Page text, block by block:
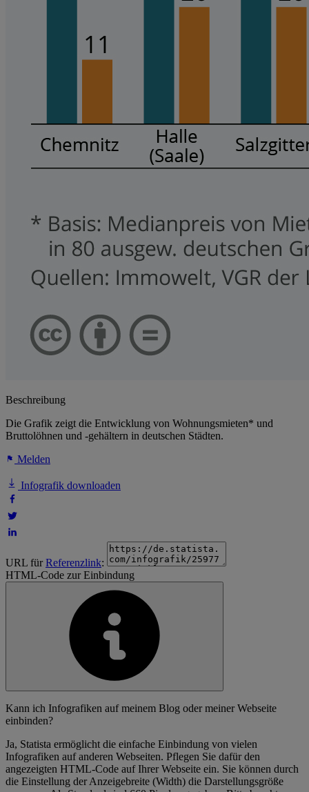
Beschreibung
Die Grafik zeigt die Entwicklung von Wohnungsmieten* und
Bruttolöhnen und -gehältern in deutschen Städten.
Melden
Infografik downloaden
URL fürReferenzlink:
HTML-Code zur Einbindung
Kann ich Infografiken auf meinem Blog oder meiner Webseite
einbinden?
Ja, Statista ermöglicht die einfache Einbindung von vielen
Infografiken auf anderen Webseiten. Pflegen Sie dafür den
angezeigten HTML-Code auf Ihrer Webseite ein. Sie können durch
die Einstellung der Anzeigebreite (Width) die Darstellungsgröße